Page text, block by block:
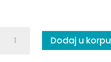
Pacifier
Dodaj u korpu